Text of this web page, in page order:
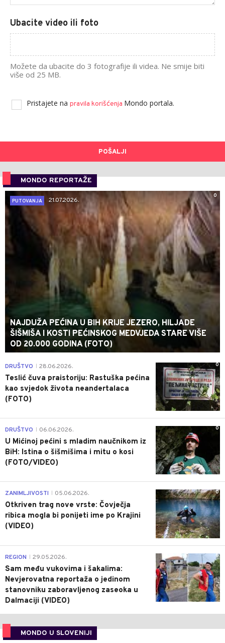
Ubacite video ili foto
Možete da ubacite do 3 fotografije ili videa. Ne smije biti
više od 25 MB.
Pristajete na pravila korišćenja Mondo portala.
POŠALJI
MONDO REPORTAŽE
0
PUTOVANJA
21.07.2026.
NAJDUŽA PEĆINA U BIH KRIJE JEZERO, HILJADE
ŠIŠMIŠA I KOSTI PEĆINSKOG MEDVJEDA STARE VIŠE
OD 20.000 GODINA (FOTO)
0
DRUŠTVO 28.06.2026.
Teslić čuva praistoriju: Rastuška pećina
kao svjedok života neandertalaca
(FOTO)
0
DRUŠTVO 06.06.2026.
U Mićinoj pećini s mladim naučnikom iz
BiH: Istina o šišmišima i mitu o kosi
(FOTO/VIDEO)
0
ZANIMLJIVOSTI 05.06.2026.
Otkriven trag nove vrste: Čovječja
ribica mogla bi ponijeti ime po Krajini
(VIDEO)
0
REGION 29.05.2026.
Sam među vukovima i šakalima:
Nevjerovatna reportaža o jedinom
stanovniku zaboravljenog zaseoka u
Dalmaciji (VIDEO)
MONDO U SLOVENIJI